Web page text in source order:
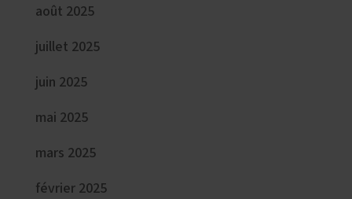
août 2025
juillet 2025
juin 2025
mai 2025
mars 2025
février 2025